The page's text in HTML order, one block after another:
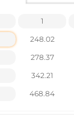
1
248.02
278.37
342.21
468.84